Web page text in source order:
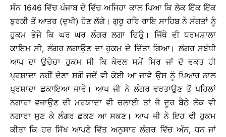
ਸੰਨ 1646 ਵਿੱਚ ਪੰਜਾਬ ਦੇ ਵਿੱਚ ਅਜਿਹਾ ਕਾਲ ਪਿਆ ਕਿ ਲੋਕ ਇੱਕ ਇੱਕ
ਬੁਰਕੀ ਤੋਂ ਆਤਰ (ਦੁਖੀ) ਹੋਣ ਲੱਗੇ। ਗੁਰੂ ਹਰਿ ਰਾਇ ਸਾਹਿਬ ਨੇ ਸੰਗਤਾਂ ਨੂੰ
ਹੁਕਮ ਭੇਜੇ ਕਿ ਘਰ ਘਰ ਲੰਗਰ ਲਗਾ ਦਿਉ। ਜਿੱਥੇ ਵੀ ਧਰਮਸ਼ਾਲਾ
ਕਾਇਮ ਸੀ, ਲੰਗਰ ਲਗਾਉਣ ਦਾ ਹੁਕਮ ਦੇ ਦਿੱਤਾ ਗਿਆ। ਲੰਗਰ ਸਬੰਧੀ
ਆਪ ਦਾ ਉਚੇਚਾ ਹੁਕਮ ਸੀ ਕਿ ਕੇਵਲ ਸਮੇਂ ਸਿਰ ਜਾਂ ਦੋ ਵਕਤ ਹੀ
ਪ੍ਰਸ਼ਾਦਾ ਨਹੀਂ ਦੇਣਾ ਸਗੋਂ ਜਦੋਂ ਵੀ ਕੋਈ ਆ ਜਾਵੇ ਉਸ ਨੂੰ ਪਿਆਰ ਨਾਲ
ਪ੍ਰਸ਼ਾਦਾ ਛਕਾਇਆ ਜਾਵੇ। ਆਪ ਜੀ ਨੇ ਲੰਗਰ ਵਰਤਾਉਣ ਤੋਂ ਪਹਿਲਾਂ
ਨਗਾਰਾ ਵਜਾਉਣ ਦੀ ਮਰਯਾਦਾ ਵੀ ਚਲਾਈ ਤਾਂ ਜੋ ਦੂਰ ਬੈਠੇ ਲੋਕ ਵੀ
ਨਗਾਰਾ ਸੁਣ ਕੇ ਲੰਗਰ ਛਕਣ ਆ ਸਕਣ। ਆਪ ਜੀ ਨੇ ਇਹ ਵੀ ਹੁਕਮ
ਕੀਤਾ ਕਿ ਹਰ ਸਿੱਖ ਆਪਣੇ ਵਿੱਤ ਅਨੁਸਾਰ ਲੰਗਰ ਵਿੱਚ ਅੰਨ, ਧਨ ਜਾਂ